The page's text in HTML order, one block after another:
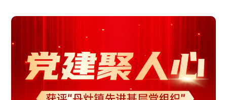
全系列活动，多措并举筑牢集团全域安全防